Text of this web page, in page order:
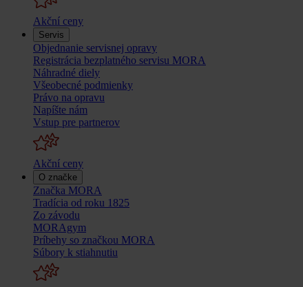
Akční ceny
Servis
Objednanie servisnej opravy
Registrácia bezplatného servisu MORA
Náhradné diely
Všeobecné podmienky
Právo na opravu
Napíšte nám
Vstup pre partnerov
Akční ceny
O značke
Značka MORA
Tradícia od roku 1825
Zo závodu
MORAgym
Príbehy so značkou MORA
Súbory k stiahnutiu